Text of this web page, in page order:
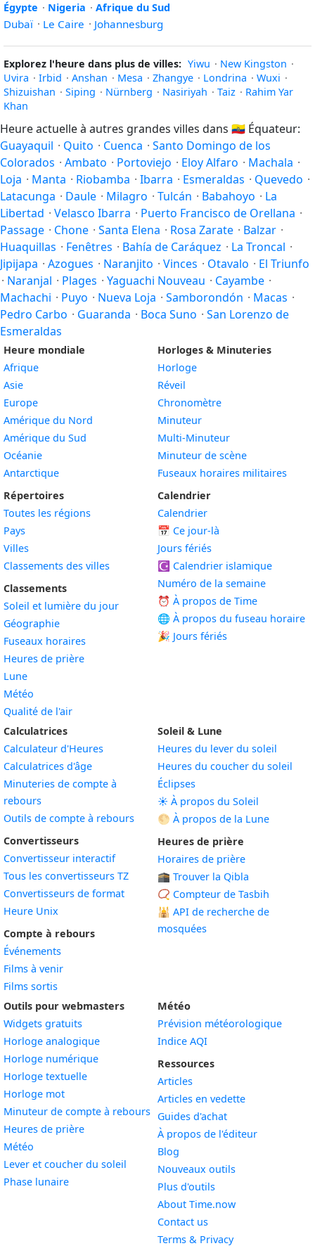
Égypte · Nigeria · Afrique du Sud
Dubaï · Le Caire · Johannesburg
Explorez l'heure dans plus de villes: Yiwu · New Kingston ·
Uvira · Irbid · Anshan · Mesa · Zhangye · Londrina · Wuxi ·
Shizuishan · Siping · Nürnberg · Nasiriyah · Taiz · Rahim Yar
Khan
Heure actuelle à autres grandes villes dans 🇪🇨 Équateur:
Guayaquil · Quito · Cuenca · Santo Domingo de los
Colorados · Ambato · Portoviejo · Eloy Alfaro · Machala ·
Loja · Manta · Riobamba · Ibarra · Esmeraldas · Quevedo ·
Latacunga · Daule · Milagro · Tulcán · Babahoyo · La
Libertad · Velasco Ibarra · Puerto Francisco de Orellana ·
Passage · Chone · Santa Elena · Rosa Zarate · Balzar ·
Huaquillas · Fenêtres · Bahía de Caráquez · La Troncal ·
Jipijapa · Azogues · Naranjito · Vinces · Otavalo · El Triunfo
· Naranjal · Plages · Yaguachi Nouveau · Cayambe ·
Machachi · Puyo · Nueva Loja · Samborondón · Macas ·
Pedro Carbo · Guaranda · Boca Suno · San Lorenzo de
Esmeraldas
Heure mondiale
Afrique
Asie
Europe
Amérique du Nord
Amérique du Sud
Océanie
Antarctique
Répertoires
Toutes les régions
Pays
Villes
Classements des villes
Classements
Soleil et lumière du jour
Géographie
Fuseaux horaires
Heures de prière
Lune
Météo
Qualité de l'air
Horloges & Minuteries
Horloge
Réveil
Chronomètre
Minuteur
Multi-Minuteur
Minuteur de scène
Fuseaux horaires militaires
Calendrier
Calendrier
📅 Ce jour-là
Jours fériés
☪️ Calendrier islamique
Numéro de la semaine
⏰ À propos de Time
🌐 À propos du fuseau horaire
🎉 Jours fériés
Calculatrices
Calculateur d'Heures
Calculatrices d'âge
Minuteries de compte à
rebours
Outils de compte à rebours
Convertisseurs
Convertisseur interactif
Tous les convertisseurs TZ
Convertisseurs de format
Heure Unix
Compte à rebours
Événements
Films à venir
Films sortis
Soleil & Lune
Heures du lever du soleil
Heures du coucher du soleil
Éclipses
☀️ À propos du Soleil
🌕 À propos de la Lune
Heures de prière
Horaires de prière
🕋 Trouver la Qibla
📿 Compteur de Tasbih
🕌 API de recherche de
mosquées
Outils pour webmasters
Widgets gratuits
Horloge analogiqueWidget
Horloge numériqueWidget
Horloge textuelleWidget
Horloge motWidget
Minuteur de compte à rebours Widget
Heures de prièreWidget
Météo
Lever et coucher du soleil
Phase lunaireWidget
Météo
Prévision météorologique
Indice AQI
Ressources
Articles
Articles en vedette
Guides d'achat
À propos de l'éditeur
Blog
Nouveaux outils
Plus d'outils
About Time.now
Contact us
Terms & Privacy